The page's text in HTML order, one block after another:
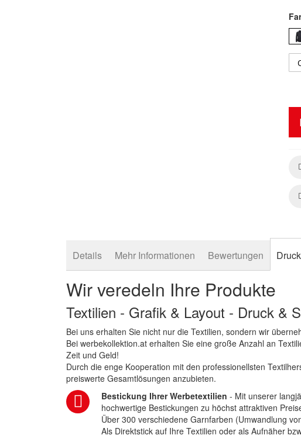
Details Mehr Informationen Bewertungen
Wir veredeln Ihre Produkte
Textilien - Grafik & Layout - Druck &
Bei uns erhalten Sie nicht nur die Textilien, sondern wir
Bei werbekollektion.at erhalten Sie eine große Anzahl an
Zeit und Geld!
Durch die enge Kooperation mit den professionellsten
preiswerte Gesamtlösungen anzubieten.
Bestickung Ihrer Werbetextilien - Mit unserer
hochwertige Bestickungen zu höchst attraktiven
Über 300 verschiedene Garnfarben (Umwandlung
Als Direktstick auf Ihre Textilien oder als Aufnäher